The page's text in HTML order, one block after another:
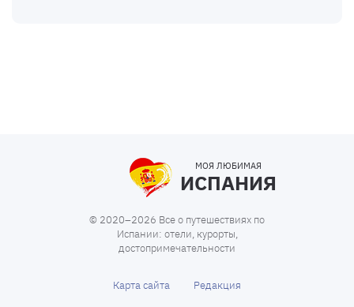
МОЯ ЛЮБИМАЯ
ИСПАНИЯ
© 2020–2026 Все о путешествиях по
Испании: отели, курорты,
достопримечательности
Карта сайта Редакция